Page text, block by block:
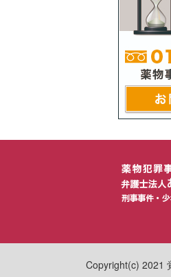
Copyright(c) 2021